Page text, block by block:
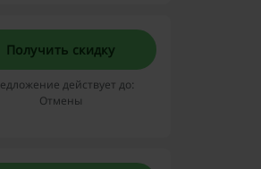
Получить скидку
действует до:
Отмены